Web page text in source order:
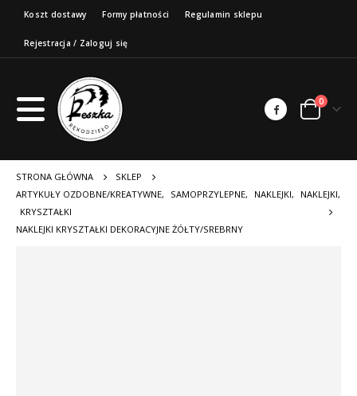
Koszt dostawy Formy płatności Regulamin sklepu
Rejestracja / Zaloguj się
0
STRONA GŁÓWNA
SKLEP
ARTYKUŁY OZDOBNE/KREATYWNE, SAMOPRZYLEPNE, NAKLEJKI, NAKLEJKI,
KRYSZTAŁKI
NAKLEJKI KRYSZTAŁKI DEKORACYJNE ŻÓŁTY/SREBRNY